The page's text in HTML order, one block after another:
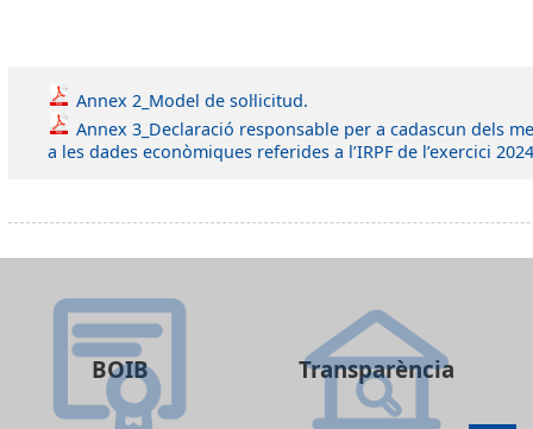
Annex 2_Model de sol·licitud.
Annex 3_Declaració responsable per a cadascun dels
a les dades econòmiques referides a l’IRPF de l’exercici
BOIB Transparència